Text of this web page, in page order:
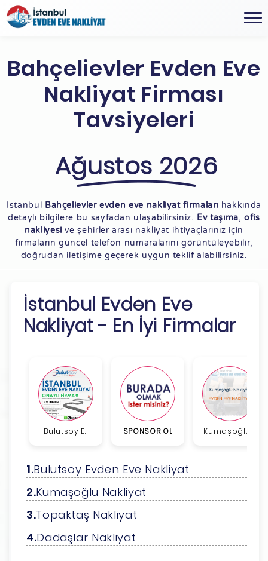
Bahçelievler Evden Eve
Nakliyat Firması
Tavsiyeleri
Ağustos 2026
İstanbul Bahçelievler evden eve nakliyat firmaları hakkında
detaylı bilgilere bu sayfadan ulaşabilirsiniz. Ev taşıma,ofis
nakliyesi ve şehirler arası nakliyat ihtiyaçlarınız için
firmaların güncel telefon numaralarını görüntüleyebilir,
doğrudan iletişime geçerek uygun teklif alabilirsiniz.
İstanbul Evden Eve
Nakliyat - En İyi Firmalar
Bulutsoy E... SPONSOR OL Kumaşoğlu ...
Bulutsoy Evden Eve Nakliyat
Kumaşoğlu Nakliyat
Topaktaş Nakliyat
Dadaşlar Nakliyat